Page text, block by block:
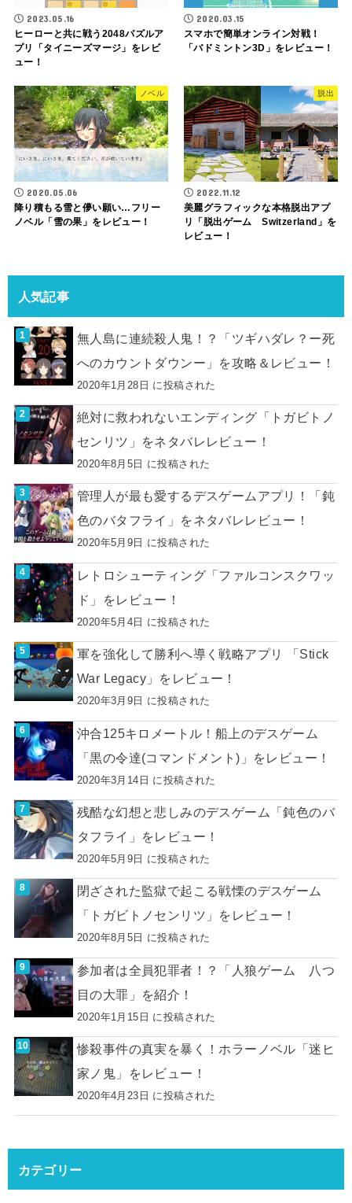
2023.05.16
ヒーローと共に戦う2048パズルア
プリ「タイニーズマージ」をレビ
ュー！
2020.03.15
スマホで簡単オンライン対戦！
「バドミントン3D」をレビュー！
ノベル
2020.05.06
降り積もる雪と儚い願い…フリー
ノベル「雪の果」をレビュー！
脱出
2022.11.12
美麗グラフィックな本格脱出アプ
リ「脱出ゲーム Switzerland」を
レビュー！
人気記事
無人島に連続殺人鬼！？「ツギハダレ？ー死
へのカウントダウンー」を攻略＆レビュー！
2020年1月28日 に投稿された
絶対に救われないエンディング「トガビトノ
センリツ」をネタバレレビュー！
2020年8月5日 に投稿された
管理人が最も愛するデスゲームアプリ！「鈍
色のバタフライ」をネタバレレビュー！
2020年5月9日 に投稿された
レトロシューティング「ファルコンスクワッ
ド」をレビュー！
2020年5月4日 に投稿された
軍を強化して勝利へ導く戦略アプリ 「Stick
War Legacy」をレビュー！
2020年3月9日 に投稿された
沖合125キロメートル！船上のデスゲーム
「黒の令達(コマンドメント)」をレビュー！
2020年3月14日 に投稿された
残酷な幻想と悲しみのデスゲーム「鈍色のバ
タフライ」をレビュー！
2020年5月9日 に投稿された
閉ざされた監獄で起こる戦慄のデスゲーム
「トガビトノセンリツ」をレビュー！
2020年8月5日 に投稿された
参加者は全員犯罪者！？「人狼ゲーム 八つ
目の大罪」を紹介！
2020年1月15日 に投稿された
惨殺事件の真実を暴く！ホラーノベル「迷ヒ
家ノ鬼」をレビュー！
2020年4月23日 に投稿された
カテゴリー